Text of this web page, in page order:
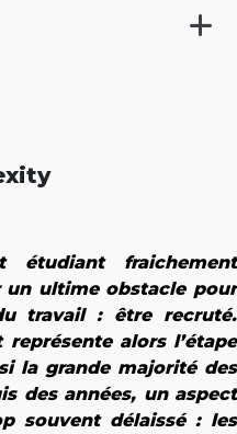
fraichement
ultime obstacle pour
travail : être recruté.
alors l’étape
la grande majorité des
des années, un aspect
souvent délaissé : les